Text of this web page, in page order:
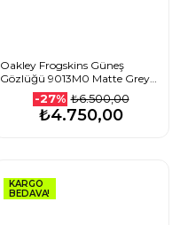
Oakley Frogskins Güneş
Gözlüğü 9013M0 Matte Grey
Ink Fingerprint Prizm Black
-27% ₺6.500,00
₺4.750,00
KARGO
BEDAVA!